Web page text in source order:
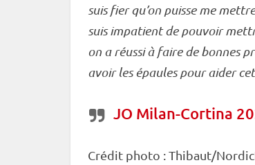
suis fier qu’on puisse me
suis impatient de pouvoir
on a réussi à faire de bonnes
avoir les épaules pour aider
JO Milan-Cortina
Crédit photo : Thibaut/